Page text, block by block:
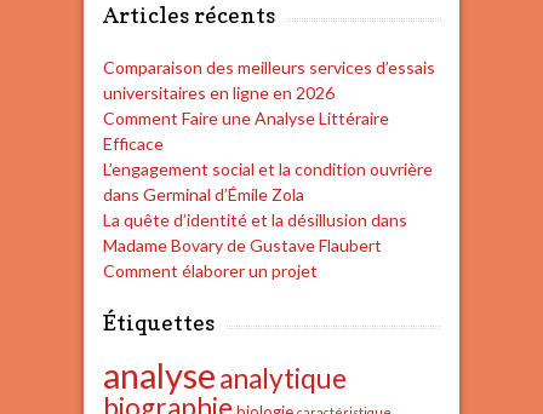
Articles récents
Comparaison des meilleurs services d’essais
universitaires en ligne en 2026
Comment Faire une Analyse Littéraire
Efficace
L’engagement social et la condition ouvrière
dans Germinal d’Émile Zola
La quête d’identité et la désillusion dans
Madame Bovary de Gustave Flaubert
Comment élaborer un projet
Étiquettes
analyseanalytique